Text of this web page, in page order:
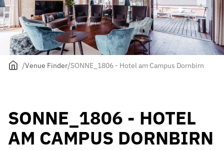
Venue Finder SONNE_1806 - Hotel am Campus Dornbirn
SONNE_1806 - HOTEL
AM CAMPUS DORNBIRN